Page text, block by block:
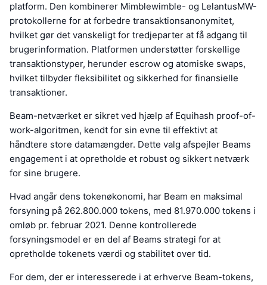
platform. Den kombinerer Mimblewimble- og LelantusMW-
protokollerne for at forbedre transaktionsanonymitet,
hvilket gør det vanskeligt for tredjeparter at få adgang til
brugerinformation. Platformen understøtter forskellige
transaktionstyper, herunder escrow og atomiske swaps,
hvilket tilbyder fleksibilitet og sikkerhed for finansielle
transaktioner.
Beam-netværket er sikret ved hjælp af Equihash proof-of-
work-algoritmen, kendt for sin evne til effektivt at
håndtere store datamængder. Dette valg afspejler Beams
engagement i at opretholde et robust og sikkert netværk
for sine brugere.
Hvad angår dens tokenøkonomi, har Beam en maksimal
forsyning på 262.800.000 tokens, med 81.970.000 tokens i
omløb pr. februar 2021. Denne kontrollerede
forsyningsmodel er en del af Beams strategi for at
opretholde tokenets værdi og stabilitet over tid.
For dem, der er interesserede i at erhverve Beam-tokens,